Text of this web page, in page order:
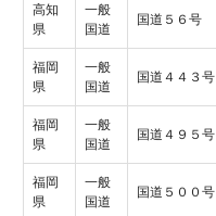
高知
県
一般
国道
国道５６号
福岡
県
一般
国道
国道４４３号
福岡
県
一般
国道
国道４９５号
福岡
県
一般
国道
国道５００号